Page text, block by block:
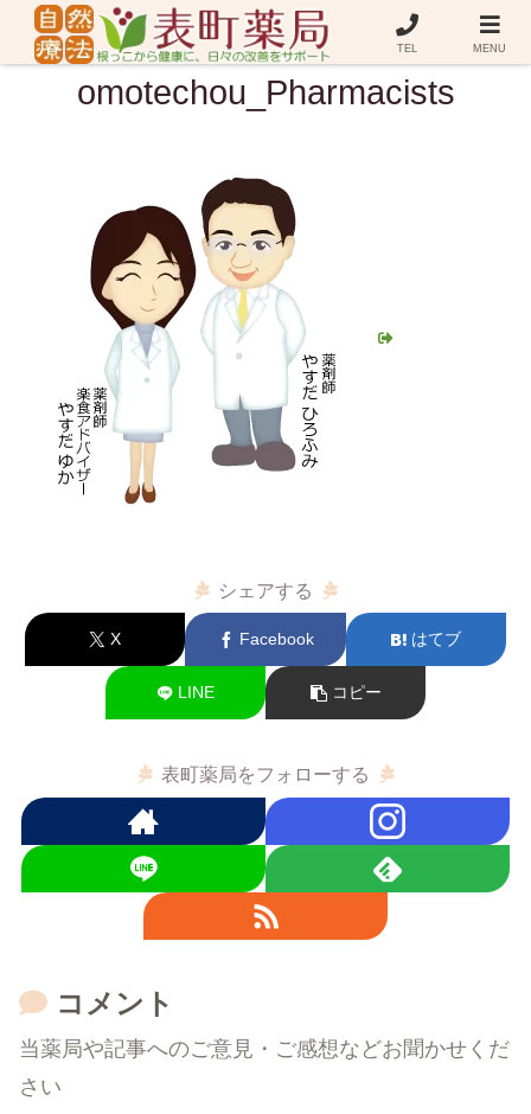
omotechou_Pharmacists
シェアする
X Facebook はてブ
LINE コピー
表町薬局をフォローする
コメント
当薬局や記事へのご意見・ご感想などお聞かせくだ
さい
TEL MENU